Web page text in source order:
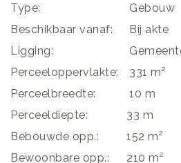
Type:
Gebouw
Beschikbaar vanaf:
Bij akte
Ligging:
Perceeloppervlakte:
331 m²
Perceelbreedte:
10 m
Perceeldiepte:
33 m
Bebouwde opp.:
152 m²
Bewoonbare opp.:
210 m²